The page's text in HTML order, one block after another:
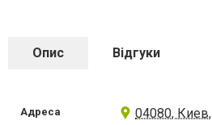
Опис Відгуки
Адреса 04080,